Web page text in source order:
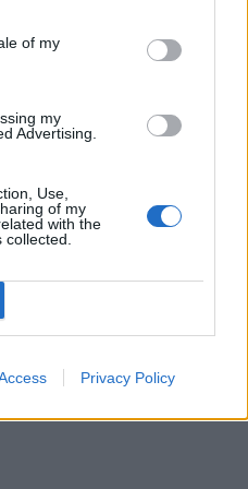
of my
my
Advertising.
Use,
of my
with the
Privacy Policy